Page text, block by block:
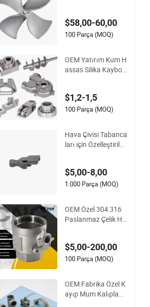
n Kanadı
$58,00-60,00
100 Parça (MOQ)
OEM Yatırım Kum H
assas Silika Kaybol
ompa Vanası Motor
Titanyum Bakır Alü
arı Fiyatı
$1,2-1,5
100 Parça (MOQ)
Hava Çivisi Tabanca
ları için Özelleştirilmi
$5,00-8,00
1.000 Parça (MOQ)
OEM Özel 304 316
Paslanmaz Çelik Ha
Hizmeti ISO ile Oto
motiv Makineleri Ha
$5,00-200,00
100 Parça (MOQ)
OEM Fabrika Özel K
ayıp Mum Kalıplam